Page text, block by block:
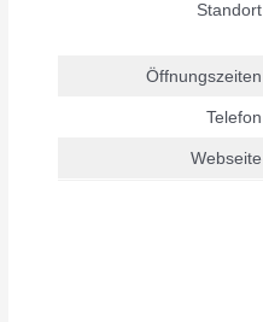
Standort
Öffnungszeiten
Telefon
Webseite